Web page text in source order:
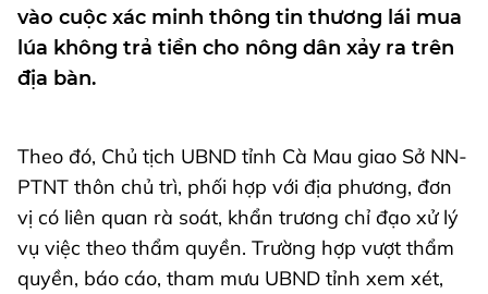
vào cuộc xác minh thông tin thương lái mua
lúa không trả tiền cho nông dân xảy ra trên
địa bàn.
Theo đó, Chủ tịch UBND tỉnh Cà Mau giao Sở NN-
PTNT thôn chủ trì, phối hợp với địa phương, đơn
vị có liên quan rà soát, khẩn trương chỉ đạo xử lý
vụ việc theo thẩm quyền. Trường hợp vượt thẩm
quyền, báo cáo, tham mưu UBND tỉnh xem xét,